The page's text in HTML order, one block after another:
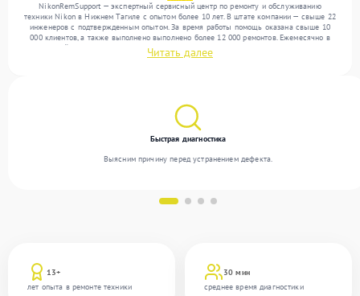
NikonRemSupport — экспертный сервисный центр по ремонту и обслуживанию
техники Nikon в Нижнем Тагиле с опытом более 10 лет. В штате компании — свыше 22
инженеров с подтвержденным опытом. За время работы помощь оказана свыше 10
000 клиентов, а также выполнено выполнено более 12 000 ремонтов. Ежемесячно в
сервисный центр поступает свыше 300 единиц техники, включая , , . Мы работаем с
широким спектром неисправностей и предлагаем стабильный уровень сервиса
Читать далее
13+
лет опыта в ремонте техники
30 мин
среднее время диагностики
Быстрая диагностика
Выясним причину перед устранением дефекта.